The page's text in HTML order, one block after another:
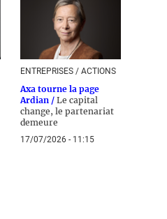
ENTREPRISES / ACTIONS
Axa tourne la page
Ardian / Le capital
change, le partenariat
demeure
17/07/2026 - 11:15